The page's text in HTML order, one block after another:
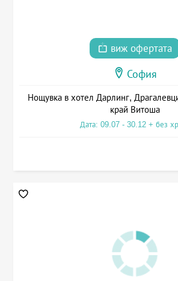
виж офертата
София
Нощувка в хотел Дарлинг,
край Витоша
Дата: 09.07 - 30.12 + без